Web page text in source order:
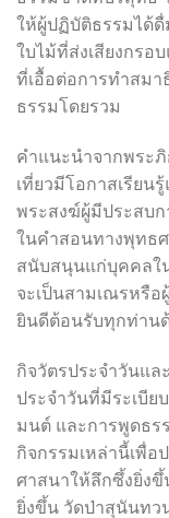
ให้ผู้ปฏิบัติธรรมได้ดื่
ใบไม้ที่ส่งเสียงกรอ
ที่เอื้อต่อการทำสม
ธรรมโดยรวม
คำแนะนำจากพระ
เที่ยวมีโอกาสเรียน
พระสงฆ์ผู้มีประสบ
ในคำสอนทางพุทธ
สนับสนุนแก่บุคคลใ
จะเป็นสามเณรหรื
ยินดีต้อนรับทุกท่าน
กิจวัตรประจำวันแ
ประจำวันที่มีระเบีย
มนต์ และการพูดธร
กิจกรรมเหล่านี้เพื่อ
ศาสนาให้ลึกซึ้งยิ่ง
ยิ่งขึ้น วัดป่าสุนันทว